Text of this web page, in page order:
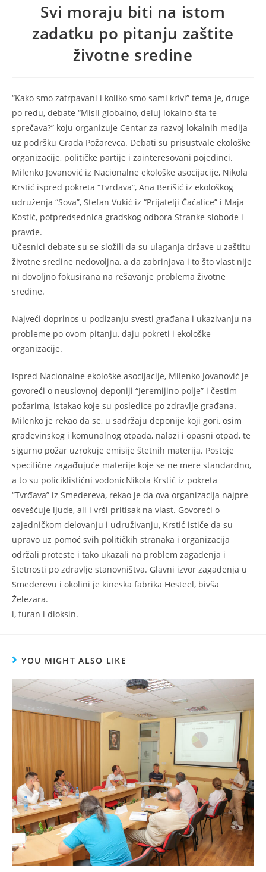
Svi moraju biti na istom
zadatku po pitanju zaštite
životne sredine
“Kako smo zatrpavani i koliko smo sami krivi” tema je, druge
po redu, debate “Misli globalno, deluj lokalno-šta te
sprečava?” koju organizuje Centar za razvoj lokalnih medija
uz podršku Grada Požarevca. Debati su prisustvale ekološke
organizacije, političke partije i zainteresovani pojedinci.
Milenko Jovanović iz Nacionalne ekološke asocijacije, Nikola
Krstić ispred pokreta “Tvrđava”, Ana Berišić iz ekološkog
udruženja “Sova”, Stefan Vukić iz “Prijatelji Čačalice” i Maja
Kostić, potpredsednica gradskog odbora Stranke slobode i
pravde.
Učesnici debate su se složili da su ulaganja države u zaštitu
životne sredine nedovoljna, a da zabrinjava i to što vlast nije
ni dovoljno fokusirana na rešavanje problema životne
sredine.
Najveći doprinos u podizanju svesti građana i ukazivanju na
probleme po ovom pitanju, daju pokreti i ekološke
organizacije.
Ispred Nacionalne ekološke asocijacije, Milenko Jovanović je
govoreći o neuslovnoj deponiji “Jeremijino polje” i čestim
požarima, istakao koje su posledice po zdravlje građana.
Milenko je rekao da se, u sadržaju deponije koji gori, osim
građevinskog i komunalnog otpada, nalazi i opasni otpad, te
sigurno požar uzrokuje emisije štetnih materija. Postoje
specifične zagađujuće materije koje se ne mere standardno,
a to su policiklistični vodonicNikola Krstić iz pokreta
“Tvrđava” iz Smedereva, rekao je da ova organizacija najpre
osvešćuje ljude, ali i vrši pritisak na vlast. Govoreći o
zajedničkom delovanju i udruživanju, Krstić ističe da su
upravo uz pomoć svih političkih stranaka i organizacija
održali proteste i tako ukazali na problem zagađenja i
štetnosti po zdravlje stanovništva. Glavni izvor zagađenja u
Smederevu i okolini je kineska fabrika Hesteel, bivša
Železara.
i, furan i dioksin.
YOU MIGHT ALSO LIKE